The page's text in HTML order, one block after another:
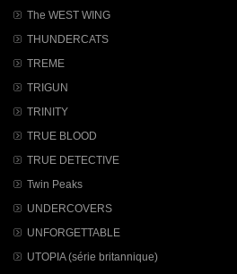
The WEST WING
THUNDERCATS
TREME
TRIGUN
TRINITY
TRUE BLOOD
TRUE DETECTIVE
Twin Peaks
UNDERCOVERS
UNFORGETTABLE
UTOPIA (série britannique)